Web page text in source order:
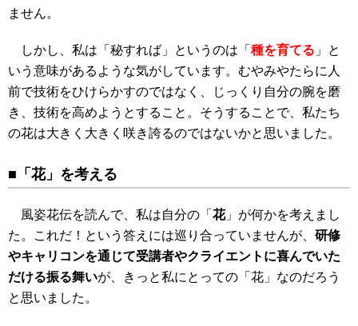
ません。
しかし、私は「秘すれば」というのは「 種を育てる 」と
いう意味があるような気がしています。むやみやたらに人
前で技術をひけらかすのではなく、じっくり自分の腕を磨
き、技術を高めようとすること。そうすることで、私たち
の花は大きく大きく咲き誇るのではないかと思いました。
■「花」を考える
風姿花伝を読んで、私は自分の「 花」が何かを考えまし
た。これだ！という答えには巡り合っていませんが、 研修
やキャリコンを通じて受講者やクライエントに喜んでいた
だける振る舞いが、きっと私にとっての「花」なのだろう
と思いました。